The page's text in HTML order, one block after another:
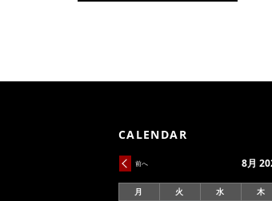
CALENDAR
前へ 8月
月 火 水 木